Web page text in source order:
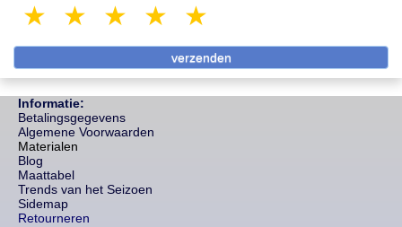
4 stars
3 stars
2 stars
1 star
Informatie:
Betalingsgegevens
Algemene Voorwaarden
Materialen
Blog
Maattabel
Trends van het Seizoen
Sidemap
Retourneren